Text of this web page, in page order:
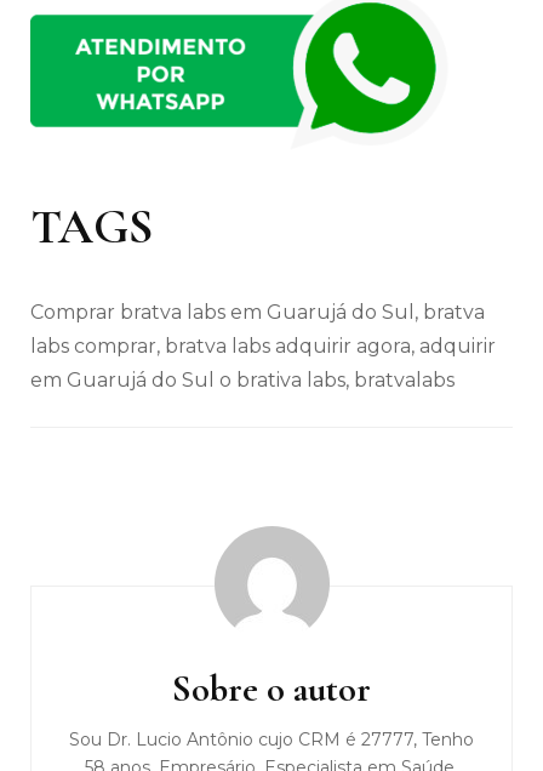
TAGS
Comprar bratva labs em Guarujá do Sul, bratva
labs comprar, bratva labs adquirir agora, adquirir
em Guarujá do Sul o brativa labs, bratvalabs
Sobre o autor
Sou Dr. Lucio Antônio cujo CRM é 27777, Tenho